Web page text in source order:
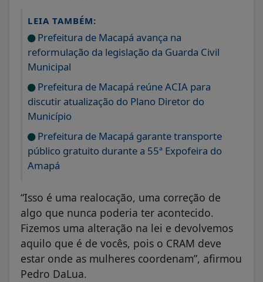
LEIA TAMBÉM:
Prefeitura de Macapá avança na
reformulação da legislação da Guarda Civil
Municipal
Prefeitura de Macapá reúne ACIA para
discutir atualização do Plano Diretor do
Município
Prefeitura de Macapá garante transporte
público gratuito durante a 55ª Expofeira do
Amapá
“Isso é uma realocação, uma correção de
algo que nunca poderia ter acontecido.
Fizemos uma alteração na lei e devolvemos
aquilo que é de vocês, pois o CRAM deve
estar onde as mulheres coordenam”, afirmou
Pedro DaLua.